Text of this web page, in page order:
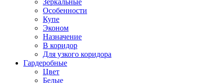
Зеркальные
Особенности
Купе
Эконом
Назначение
В коридор
Для узкого коридора
Гардеробные
Цвет
Белые